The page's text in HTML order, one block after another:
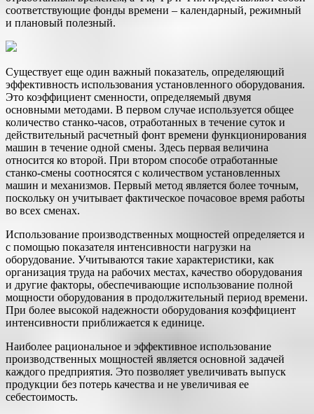
соответствующие фонды времени – календарный, режимный
и плановый полезный.
Существует еще один важный показатель, определяющий
эффективность использования установленного оборудования.
Это коэффициент сменности, определяемый двумя
основными методами. В первом случае используется общее
количество станко-часов, отработанных в течение суток и
действительный расчетный фонт времени функционирования
машин в течение одной смены. Здесь первая величина
относится ко второй. При втором способе отработанные
станко-смены соотносятся с количеством установленных
машин и механизмов. Первый метод является более точным,
поскольку он учитывает фактическое почасовое время работы
во всех сменах.
Использование производственных мощностей определяется и
с помощью показателя интенсивности нагрузки на
оборудование. Учитываются такие характеристики, как
организация труда на рабочих местах, качество оборудования
и другие факторы, обеспечивающие использование полной
мощности оборудования в продолжительный период времени.
При более высокой надежности оборудования коэффициент
интенсивности приближается к единице.
Наиболее рациональное и эффективное использование
производственных мощностей является основной задачей
каждого предприятия. Это позволяет увеличивать выпуск
продукции без потерь качества и не увеличивая ее
себестоимость.